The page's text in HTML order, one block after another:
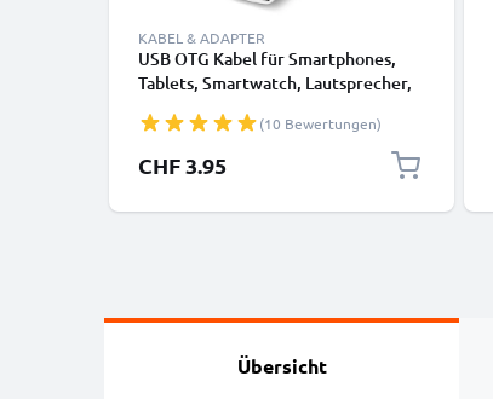
KABEL & ADAPTER
USB OTG Kabel für Smartphones,
Tablets, Smartwatch, Lautsprecher,
Adapter USB C Type C Stecker auf
USB A Buchse - USB Host Anschluss,
On The Go Adapterkabel silber
(10 Bewertungen)
CHF 3.95
Übersicht